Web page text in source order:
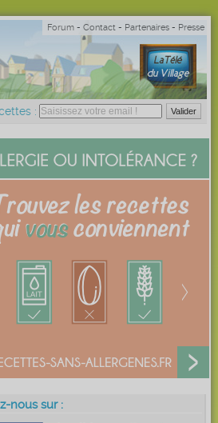
Forum - Contact - Partenaires - Presse
:
nous sur :